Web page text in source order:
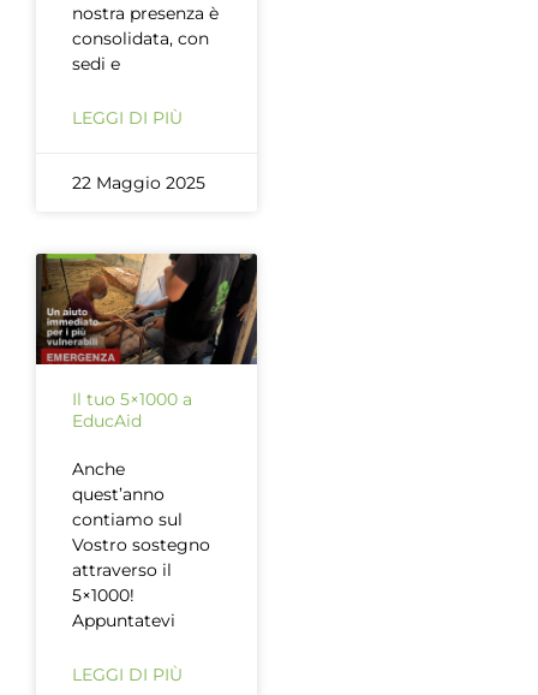
nostra presenza è
consolidata, con
sedi e
LEGGI DI PIÙ
22 Maggio 2025
Il tuo 5×1000 a
EducAid
Anche
quest’anno
contiamo sul
Vostro sostegno
attraverso il
5×1000!
Appuntatevi
LEGGI DI PIÙ